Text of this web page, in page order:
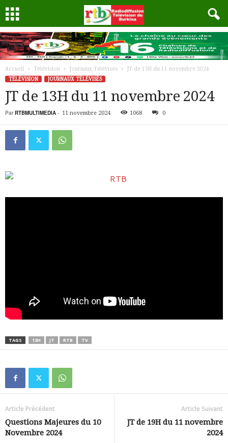
Accueil Télévision Journaux Télévisés
JT de 13H du 11 novembre 2024
TÉLÉVISION
JOURNAUX TÉLÉVISÉS
JT de 13H du 11 novembre 2024
Par RTBMULTIMEDIA - 11 novembre 2024 1068 0
TAGS 13H JT RTB TV
Article Précédent
Questions Majeures du 10
Novembre 2024
Article Suivant
JT de 19H du 11 novembre
2024